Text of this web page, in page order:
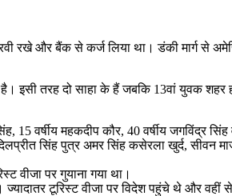
रखे और बैंक से कर्ज लिया था। डंकी मार्ग से
है। इसी तरह दो साहा के हैं जबकि 13वां युवक
वर्षीय महकदीप कौर, 40 वर्षीय जगविंद्र सिंह
सिंह पुत्र अमर सिंह कसेरला खुर्द, सीवन
वीजा पर गुयाना गया था।
टूरिस्ट वीजा पर विदेश पहुंचे थे और वहीं